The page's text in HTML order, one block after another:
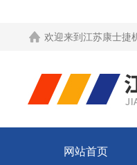
欢迎来到 江苏康士捷
网站首页